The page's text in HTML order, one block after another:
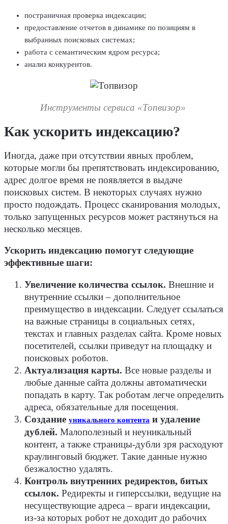
постраничная проверка индексации;
предоставление отчетов в динамике по позициям в
выбранных поисковых системах;
работа с семантическим ядром ресурса;
анализ конкурентов.
Инструменты сервиса «Топвизор»
Как ускорить индексацию?
Иногда, даже при отсутствии явных проблем,
которые могли бы препятствовать индексированию,
адрес долгое время не появляется в выдаче
поисковых систем. В некоторых случаях нужно
просто подождать. Процесс сканирования молодых,
только запущенных ресурсов может растянуться на
несколько месяцев.
Ускорить индексацию помогут следующие
эффективные шаги:
Увеличение количества ссылок. Внешние и
внутренние ссылки – дополнительное
преимущество в индексации. Следует ссылаться
на важные страницы в социальных сетях,
текстах и главных разделах сайта. Кроме новых
посетителей, ссылки приведут на площадку и
поисковых роботов.
Актуализация карты. Все новые разделы и
любые данные сайта должны автоматически
попадать в карту. Так роботам легче определить
адреса, обязательные для посещения.
Создание уникального контента и удаление
дублей. Малополезный и неуникальный
контент, а также страницы-дубли зря расходуют
краулинговый бюджет. Такие данные нужно
безжалостно удалять.
Контроль внутренних редиректов, битых
ссылок. Редиректы и гиперссылки, ведущие на
несуществующие адреса – враги индексации,
из-за которых робот не доходит до рабочих